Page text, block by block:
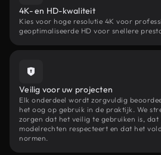
4K- en HD-kwaliteit
Kies voor hoge resolutie 4K voor
geoptimaliseerde HD voor snellere
Veilig voor uw projecten
Elk onderdeel wordt zorgvuldig
het oog op gebruik in de praktijk. We
zorgen dat het veilig te gebruiken is, dat
modelrechten respecteert en dat het
normen.